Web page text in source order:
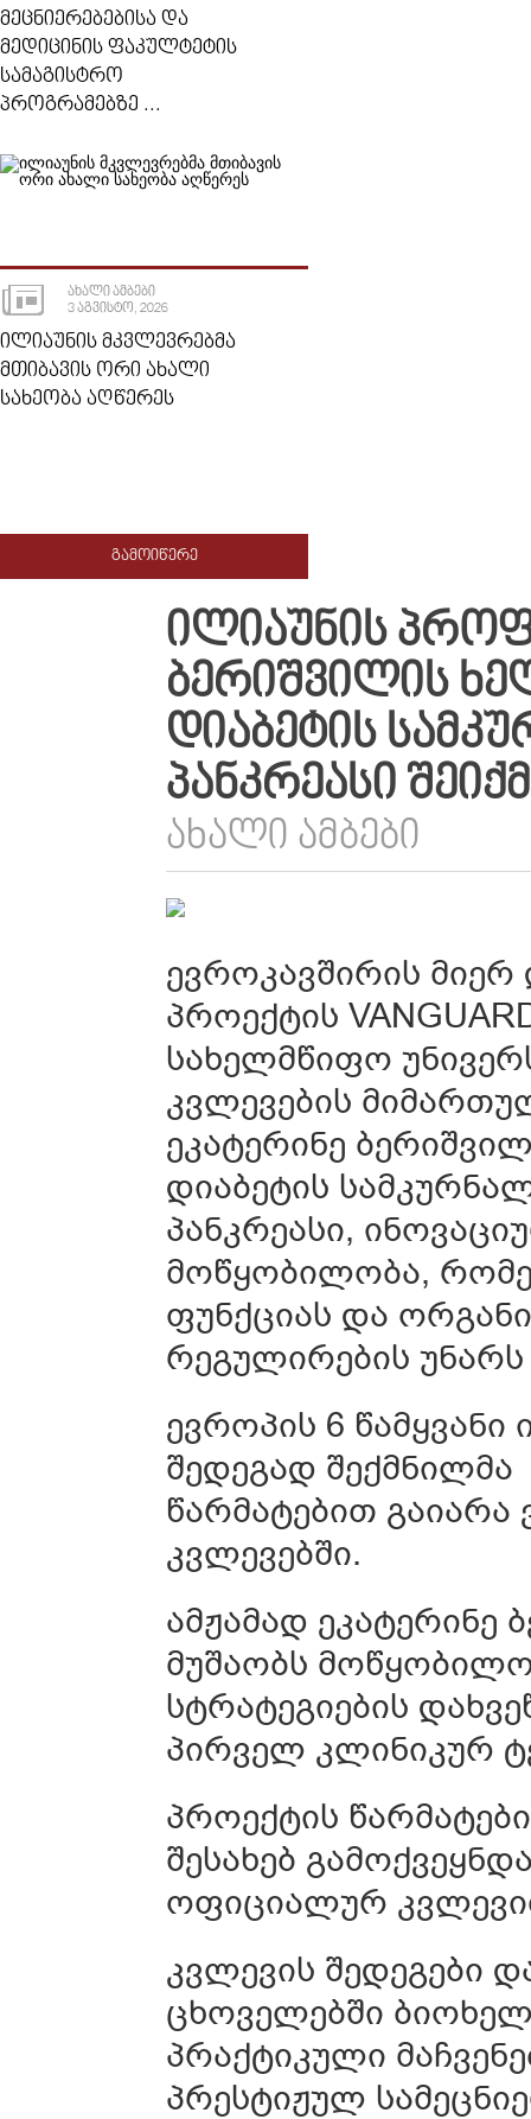
ᲛᲔᲪᲜᲘᲔᲠᲔᲑᲔᲑᲘᲡᲐ ᲓᲐ
ᲛᲔᲓᲘᲪᲘᲜᲘᲡ ᲤᲐᲙᲣᲚᲢᲔᲢᲘᲡ
ᲡᲐᲛᲐᲒᲘᲡᲢᲠᲝ
ᲞᲠᲝᲒᲠᲐᲛᲔᲑᲖᲔ ...
ᲐᲮᲐᲚᲘ ᲐᲛᲑᲔᲑᲘ
3 ᲐᲒᲕᲘᲡᲢᲝ, 2026
ᲘᲚᲘᲐᲣᲜᲘᲡ ᲛᲙᲕᲚᲔᲕᲠᲔᲑᲛᲐ
ᲛᲗᲘᲑᲐᲕᲘᲡ ᲝᲠᲘ ᲐᲮᲐᲚᲘ
ᲡᲐᲮᲔᲝᲑᲐ ᲐᲦᲬᲔᲠᲔᲡ
ᲒᲐᲛᲝᲘᲬᲔᲠᲔ
ᲘᲚᲘᲐᲣᲜᲘᲡ
ᲑᲔᲠᲘᲨᲕᲘᲚᲘᲡ
ᲓᲘᲐᲑᲔᲢᲘᲡ
ᲞᲐᲜᲙᲠᲔᲐᲡᲘ
ᲐᲮᲐᲚᲘ ᲐᲛᲑᲔᲑᲘ
ევროკავშირის მიერ
პროექტის
სახელმწიფო
კვლევების
ეკატერინე
დიაბეტის
პანკრეასი,
მოწყობილობა,
ფუნქციას და
რეგულირების უნარს
ევროპის 6
შედეგად
წარმატებით
კვლევებში.
ამჟამად ეკატერინე
მუშაობს
სტრატეგიების
პირველ კლინიკურ
პროექტის
შესახებ
ოფიციალურ
კვლევის შედეგები
ცხოველებში
პრაქტიკული
პრესტიჟულ